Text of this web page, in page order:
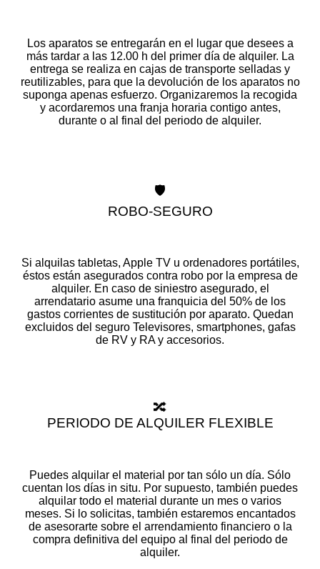
Los aparatos se entregarán en el lugar que desees a
más tardar a las 12.00 h del primer día de alquiler. La
entrega se realiza en cajas de transporte selladas y
reutilizables, para que la devolución de los aparatos no
suponga apenas esfuerzo. Organizaremos la recogida
y acordaremos una franja horaria contigo antes,
durante o al final del periodo de alquiler.
🛡️
ROBO-SEGURO
Si alquilas tabletas, Apple TV u ordenadores portátiles,
éstos están asegurados contra robo por la empresa de
alquiler. En caso de siniestro asegurado, el
arrendatario asume una franquicia del 50% de los
gastos corrientes de sustitución por aparato. Quedan
excluidos del seguro Televisores, smartphones, gafas
de RV y RA y accesorios.
🔀
PERIODO DE ALQUILER FLEXIBLE
Puedes alquilar el material por tan sólo un día. Sólo
cuentan los días in situ. Por supuesto, también puedes
alquilar todo el material durante un mes o varios
meses. Si lo solicitas, también estaremos encantados
de asesorarte sobre el arrendamiento financiero o la
compra definitiva del equipo al final del periodo de
alquiler.